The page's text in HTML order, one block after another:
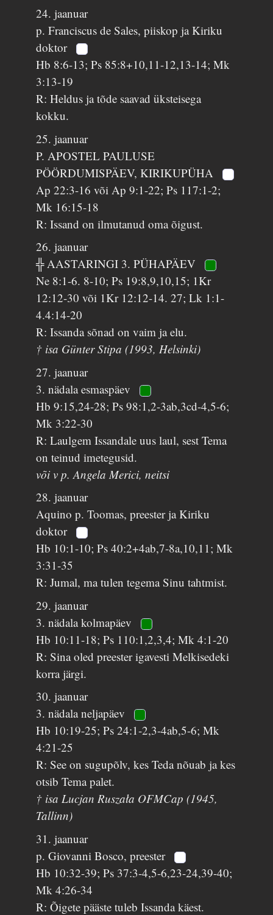
24. jaanuar
p. Franciscus de Sales, piiskop ja Kiriku
doktor
Hb 8:6-13; Ps 85:8+10,11-12,13-14; Mk
3:13-19
R: Heldus ja tõde saavad üksteisega
kokku.
25. jaanuar
P. APOSTEL PAULUSE
PÖÖRDUMISPÄEV, KIRIKUPÜHA
Ap 22:3-16 või Ap 9:1-22; Ps 117:1-2;
Mk 16:15-18
R: Issand on ilmutanud oma õigust.
26. jaanuar
╬ AASTARINGI 3. PÜHAPÄEV
Ne 8:1-6. 8-10; Ps 19:8,9,10,15; 1Kr
12:12-30 või 1Kr 12:12-14. 27; Lk 1:1-
4.4:14-20
R: Issanda sõnad on vaim ja elu.
† isa Günter Stipa (1993, Helsinki)
27. jaanuar
3. nädala esmaspäev
Hb 9:15,24-28; Ps 98:1,2-3ab,3cd-4,5-6;
Mk 3:22-30
R: Laulgem Issandale uus laul, sest Tema
on teinud imetegusid.
või v p. Angela Merici, neitsi
28. jaanuar
Aquino p. Toomas, preester ja Kiriku
doktor
Hb 10:1-10; Ps 40:2+4ab,7-8a,10,11; Mk
3:31-35
R: Jumal, ma tulen tegema Sinu tahtmist.
29. jaanuar
3. nädala kolmapäev
Hb 10:11-18; Ps 110:1,2,3,4; Mk 4:1-20
R: Sina oled preester igavesti Melkisedeki
korra järgi.
30. jaanuar
3. nädala neljapäev
Hb 10:19-25; Ps 24:1-2,3-4ab,5-6; Mk
4:21-25
R: See on sugupõlv, kes Teda nõuab ja kes
otsib Tema palet.
† isa Lucjan Ruszała OFMCap (1945,
Tallinn)
31. jaanuar
p. Giovanni Bosco, preester
Hb 10:32-39; Ps 37:3-4,5-6,23-24,39-40;
Mk 4:26-34
R: Õigete pääste tuleb Issanda käest.